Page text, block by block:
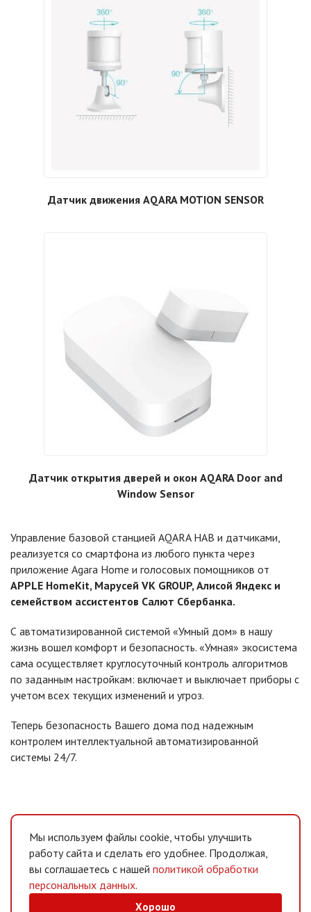
Датчик движения AQARA MOTION SENSOR
Датчик открытия дверей и окон AQARA Door and
Window Sensor
Управление базовой станцией AQARA HAB и датчиками,
реализуется со смартфона из любого пункта через
приложение Agara Home и голосовых помощников от
APPLE HomeKit, Марусей VK GROUP, Алисой Яндекс и
семейством ассистентов Салют Сбербанка.
С автоматизированной системой «Умный дом» в нашу
жизнь вошел комфорт и безопасность. «Умная» экосистема
сама осуществляет круглосуточный контроль алгоритмов
по заданным настройкам: включает и выключает приборы с
учетом всех текущих изменений и угроз.
Теперь безопасность Вашего дома под надежным
контролем интеллектуальной автоматизированной
системы 24/7.
Мы используем файлы cookie, чтобы улучшить
работу сайта и сделать его удобнее. Продолжая,
вы соглашаетесь с нашей политикой обработки
персональных данных.
Хорошо